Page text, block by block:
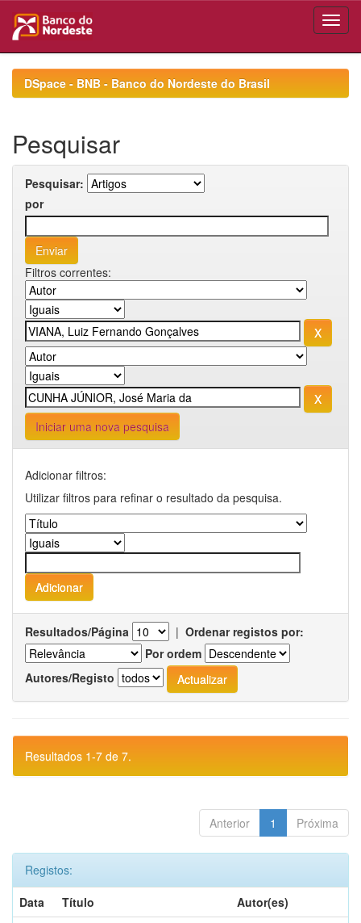
navigationDSpace - BNB - Banco do Nordeste do Brasil
Pesquisar
Pesquisar:
por
Filtros correntes:
Iniciar uma nova pesquisa
Adicionar filtros:
Utilizar filtros para refinar o resultado da pesquisa.
Resultados/Página | Ordenar registos por:
Por ordem
Autores/Registo
Resultados 1-7 de 7.
Anterior 1 Próxima
Registos:
Data
Título
Autor(es)